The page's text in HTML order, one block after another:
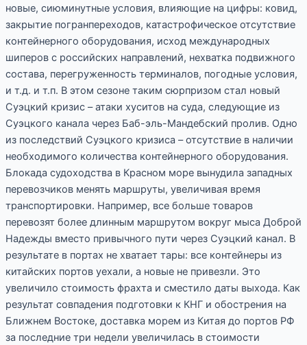
новые, сиюминутные условия, влияющие на цифры: ковид,
закрытие погранпереходов, катастрофическое отсутствие
контейнерного оборудования, исход международных
шиперов с российских направлений, нехватка подвижного
состава, перегруженность терминалов, погодные условия,
и т.д. и т.п. В этом сезоне таким сюрпризом стал новый
Суэцкий кризис – атаки хуситов на суда, следующие из
Суэцкого канала через Баб-эль-Мандебский пролив. Одно
из последствий Суэцкого кризиса – отсутствие в наличии
необходимого количества контейнерного оборудования.
Блокада судоходства в Красном море вынудила западных
перевозчиков менять маршруты, увеличивая время
транспортировки. Например, все больше товаров
перевозят более длинным маршрутом вокруг мыса Доброй
Надежды вместо привычного пути через Суэцкий канал. В
результате в портах не хватает тары: все контейнеры из
китайских портов уехали, а новые не привезли. Это
увеличило стоимость фрахта и сместило даты выхода. Как
результат совпадения подготовки к КНГ и обострения на
Ближнем Востоке, доставка морем из Китая до портов РФ
за последние три недели увеличилась в стоимости